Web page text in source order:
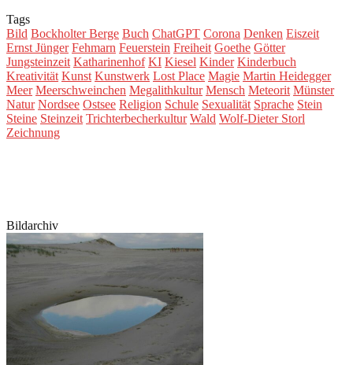
Tags
Bild Bockholter Berge Buch ChatGPT Corona Denken Eiszeit
Ernst Jünger Fehmarn Feuerstein Freiheit Goethe Götter
Jungsteinzeit Katharinenhof KI Kiesel Kinder Kinderbuch
Kreativität Kunst Kunstwerk Lost Place Magie Martin Heidegger
Meer Meerschweinchen Megalithkultur Mensch Meteorit Münster
Natur Nordsee Ostsee Religion Schule Sexualität Sprache Stein
Steine Steinzeit Trichterbecherkultur Wald Wolf-Dieter Storl
Zeichnung
Bildarchiv